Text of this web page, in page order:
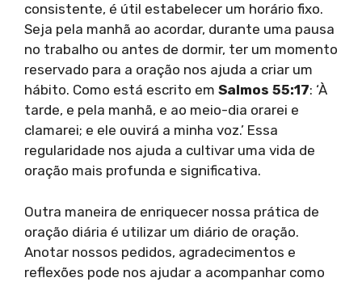
consistente, é útil estabelecer um horário fixo.
Seja pela manhã ao acordar, durante uma pausa
no trabalho ou antes de dormir, ter um momento
reservado para a oração nos ajuda a criar um
hábito. Como está escrito em Salmos 55:17: ‘À
tarde, e pela manhã, e ao meio-dia orarei e
clamarei; e ele ouvirá a minha voz.’ Essa
regularidade nos ajuda a cultivar uma vida de
oração mais profunda e significativa.
Outra maneira de enriquecer nossa prática de
oração diária é utilizar um diário de oração.
Anotar nossos pedidos, agradecimentos e
reflexões pode nos ajudar a acompanhar como